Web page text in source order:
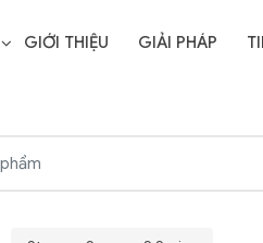
GIỚI THIỆU GIẢI PHÁP